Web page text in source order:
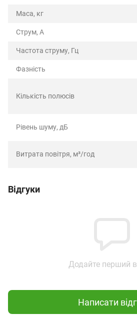
Маса, кг
Струм, А
Частота струму, Гц
Фазність
Кількість полюсів
Рівень шуму, дБ
Витрата повітря, м³/год
Відгуки
Додайте перший
Написати